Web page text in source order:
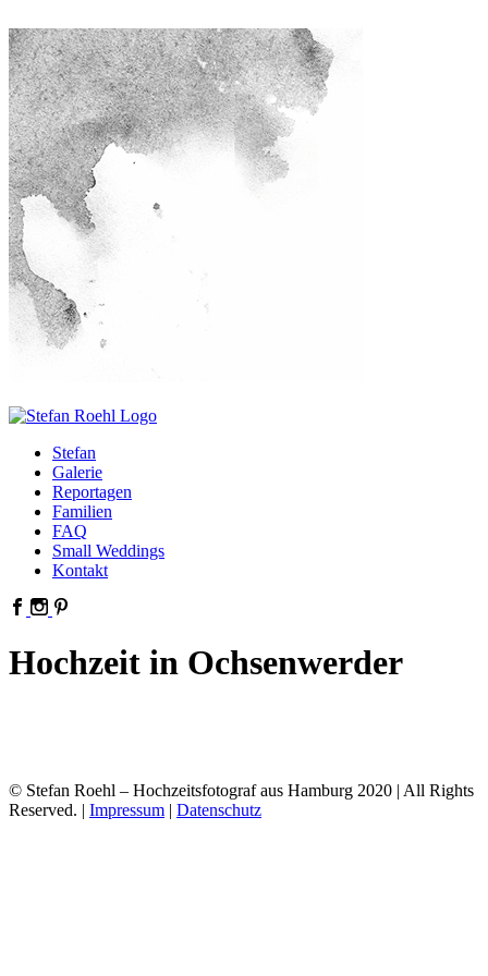
Stefan
Galerie
Reportagen
Familien
FAQ
Small Weddings
Kontakt
Hochzeit in Ochsenwerder
© Stefan Roehl – Hochzeitsfotograf aus Hamburg 2020 | All Rights
Reserved. | Impressum | Datenschutz